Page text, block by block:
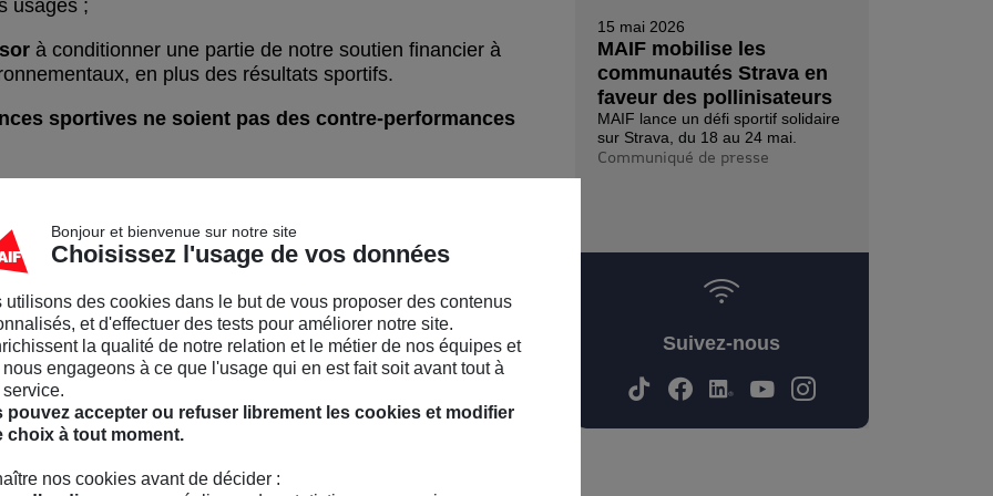
usagés ;
à conditionner une partie de notre soutien financier à
en plus des résultats sportifs.
sportives ne soient pas des contre-performances
– septembre 2025
àimpact
sport dépasse le sponsoring. Il s’inscrit dans la lignée de
avec notre dividende écologique ou notre politique
Il se déploie à tous les niveaux du sport : au sein de
scolaire, de grandes fédérations sportives, de nombreux
Depuis 2019, nous y associons les athlètes, des
15 mai 2026
MAIF mobilise les
communautés Strava en
faveur des pollinisateurs
MAIF lance un défi sportif solidaire
sur Strava, du 18 au 24 mai.
Communiqué de presse
Suivez-nous
Bonjour et bienvenue sur notre site
Choisissez l'usage de vos données
utilisons des cookies dans le but de vous proposer des contenus
et d'effectuer des tests pour améliorer notre site.
la qualité de notre relation et le métier de nos équipes et
nous engageons à ce que l'usage qui en est fait soit avant tout à
pouvez accepter ou refuser librement les cookies et modifier
choix à tout moment.
nos cookies avant de décider :